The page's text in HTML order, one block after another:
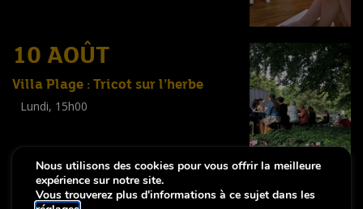
10 AOÛT
Villa Plage : Tricot sur l’herbe
Lundi, 15h00
Nous utilisons des cookies pour vous offrir la meilleure
expérience sur notre site.
Vous trouverez plus d'informations à ce sujet dans les